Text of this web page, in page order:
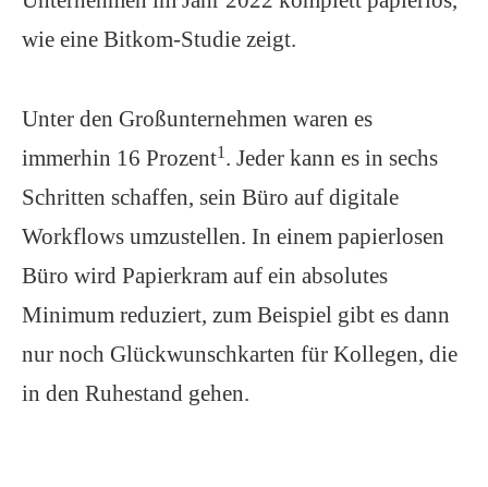
wie eine Bitkom-Studie zeigt.
Unter den Großunternehmen waren es
immerhin 16 Prozent1 . Jeder kann es in sechs
Schritten schaffen, sein Büro auf digitale
Workflows umzustellen. In einem papierlosen
Büro wird Papierkram auf ein absolutes
Minimum reduziert, zum Beispiel gibt es dann
nur noch Glückwunschkarten für Kollegen, die
in den Ruhestand gehen.